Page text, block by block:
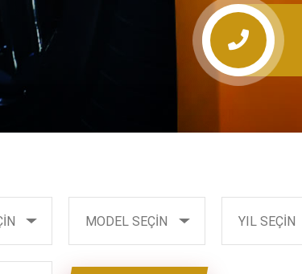
MODEL SEÇİNMODEL SEÇİN YIL SEÇİNYIL SEÇİN